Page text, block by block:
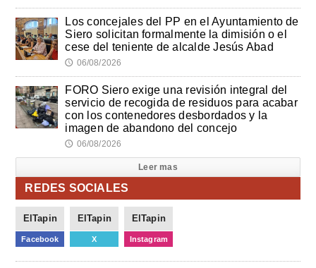
Los concejales del PP en el Ayuntamiento de
Siero solicitan formalmente la dimisión o el
cese del teniente de alcalde Jesús Abad
🕔 06/08/2026
FORO Siero exige una revisión integral del
servicio de recogida de residuos para acabar
con los contenedores desbordados y la
imagen de abandono del concejo
🕔 06/08/2026
Leer mas
REDES SOCIALES
ElTapin
Facebook
ElTapin
X
ElTapin
Instagram